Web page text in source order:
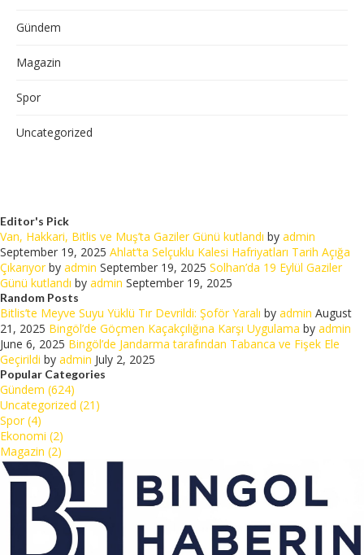
Gündem
Magazin
Spor
Uncategorized
Editor's Pick
Van, Hakkari, Bitlis ve Muş’ta Gaziler Günü kutlandı by admin
September 19, 2025 Ahlat’ta Selçuklu Kalesi Hafriyatları Tarih Açığa
Çıkarıyorby admin September 19, 2025 Solhan’da 19 Eylül Gaziler
Günü kutlandı by admin September 19, 2025
Random Posts
Bitlis’te Meyve Suyu Yüklü Tır Devrildi: Şoför Yaralı by admin August
21, 2025 Bingöl’de Göçmen Kaçakçılığına Karşı Uygulama by admin
June 6, 2025 Bingöl’de Jandarma tarafından Tabanca ve Fişek Ele
Geçirildi by admin July 2, 2025
Popular Categories
Gündem (624)
Uncategorized (21)
Spor (4)
Ekonomi (2)
Magazin (2)